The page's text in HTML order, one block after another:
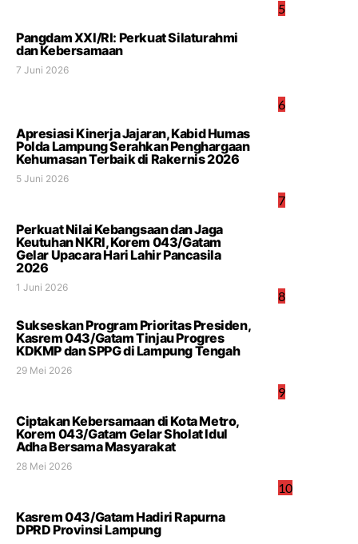
5
6
Pangdam XXI/RI: Perkuat Silaturahmi
dan Kebersamaan
7 Juni 2026
7
Apresiasi Kinerja Jajaran, Kabid Humas
Polda Lampung Serahkan Penghargaan
Kehumasan Terbaik di Rakernis 2026
5 Juni 2026
8
Perkuat Nilai Kebangsaan dan Jaga
Keutuhan NKRI, Korem 043/Gatam
Gelar Upacara Hari Lahir Pancasila
2026
1 Juni 2026
9
Sukseskan Program Prioritas Presiden,
Kasrem 043/Gatam Tinjau Progres
KDKMP dan SPPG di Lampung Tengah
29 Mei 2026
10
Ciptakan Kebersamaan di Kota Metro,
Korem 043/Gatam Gelar Sholat Idul
Adha Bersama Masyarakat
28 Mei 2026
Kasrem 043/Gatam Hadiri Rapurna
DPRD Provinsi Lampung